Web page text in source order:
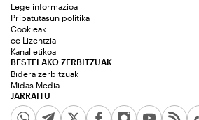
JARRAITU
Lege informazioa
Pribatutasun politika
Cookieak
cc Lizentzia
Kanal etikoa
BESTELAKO ZERBITZUAK
Bidera zerbitzuak
Midas Media